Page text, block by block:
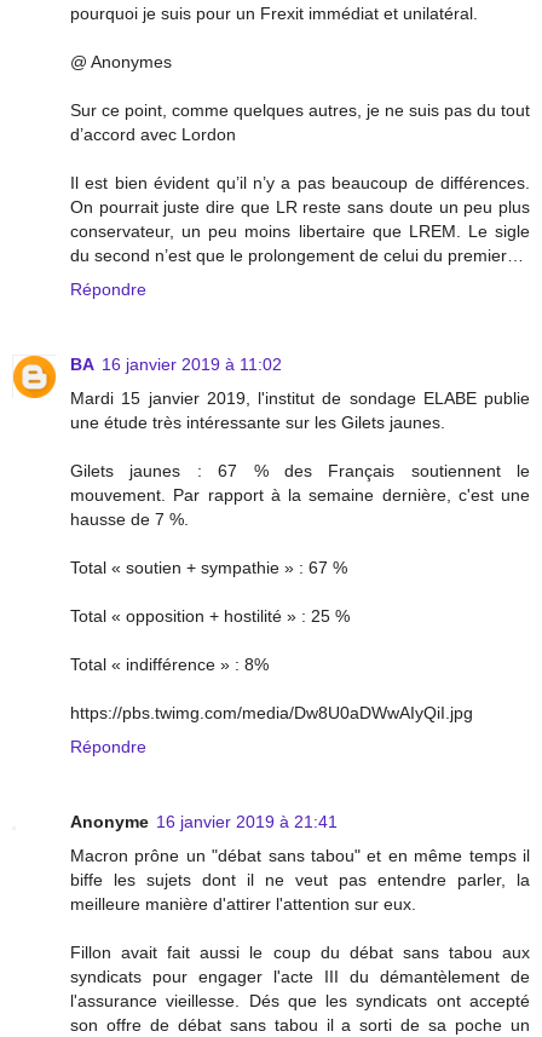
pourquoi je suis pour un Frexit immédiat et unilatéral.
@ Anonymes
Sur ce point, comme quelques autres, je ne suis pas du tout
d’accord avec Lordon
Il est bien évident qu’il n’y a pas beaucoup de différences.
On pourrait juste dire que LR reste sans doute un peu plus
conservateur, un peu moins libertaire que LREM. Le sigle
du second n’est que le prolongement de celui du premier…
Répondre
BA 16 janvier 2019 à 11:02
Mardi 15 janvier 2019, l'institut de sondage ELABE publie
une étude très intéressante sur les Gilets jaunes.
Gilets jaunes : 67 % des Français soutiennent le
mouvement. Par rapport à la semaine dernière, c'est une
hausse de 7 %.
Total « soutien + sympathie » : 67 %
Total « opposition + hostilité » : 25 %
Total « indifférence » : 8%
https://pbs.twimg.com/media/Dw8U0aDWwAIyQiI.jpg
Répondre
Anonyme 16 janvier 2019 à 21:41
Macron prône un "débat sans tabou" et en même temps il
biffe les sujets dont il ne veut pas entendre parler, la
meilleure manière d'attirer l'attention sur eux.
Fillon avait fait aussi le coup du débat sans tabou aux
syndicats pour engager l'acte III du démantèlement de
l'assurance vieillesse. Dés que les syndicats ont accepté
son offre de débat sans tabou il a sorti de sa poche un